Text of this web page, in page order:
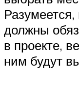
должны
в проекте,
ним будут